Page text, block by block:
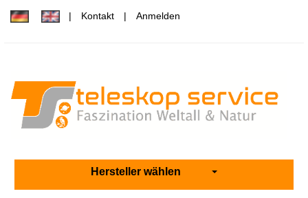
Kontakt Anmelden
Hersteller wählen